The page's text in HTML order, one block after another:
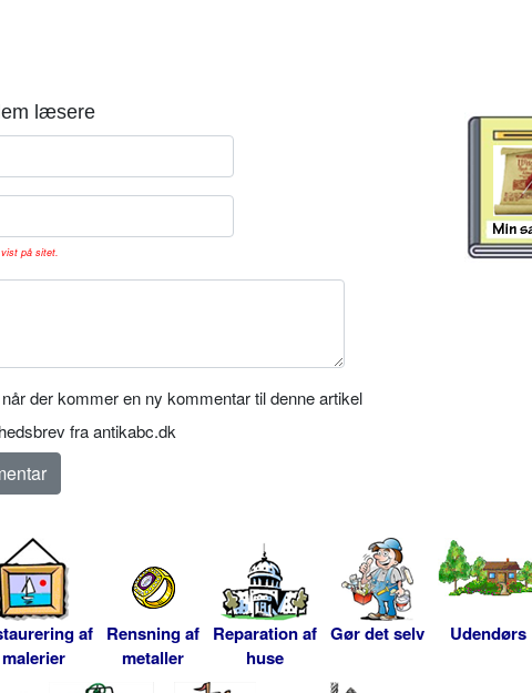
læsere
på sitet.
der kommer en ny kommentar til denne artikel
fra antikabc.dk
af
malerier
Rensning af
metaller
Reparation af
huse
Gør det selv Udendørs